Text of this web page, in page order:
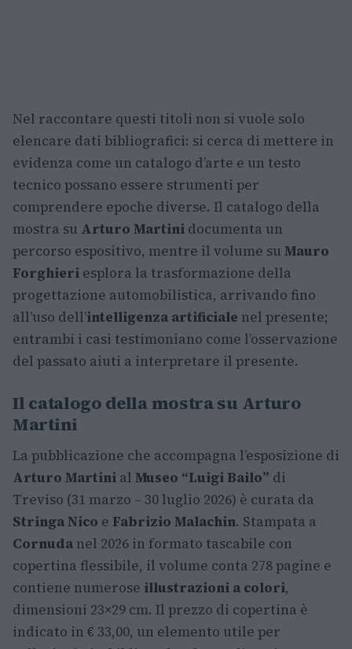
Nel raccontare questi titoli non si vuole solo
elencare dati bibliografici: si cerca di mettere in
evidenza come un catalogo d’arte e un testo
tecnico possano essere strumenti per
comprendere epoche diverse. Il catalogo della
mostra su Arturo Martini documenta un
percorso espositivo, mentre il volume su Mauro
Forghieri esplora la trasformazione della
progettazione automobilistica, arrivando fino
all’uso dell’intelligenza artificiale nel presente;
entrambi i casi testimoniano come l’osservazione
del passato aiuti a interpretare il presente.
Il catalogo della mostra su Arturo
Martini
La pubblicazione che accompagna l’esposizione di
Arturo Martini al Museo “Luigi Bailo” di
Treviso (31 marzo – 30 luglio 2026) è curata da
Stringa Nico e Fabrizio Malachin. Stampata a
Cornuda nel 2026 in formato tascabile con
copertina flessibile, il volume conta 278 pagine e
contiene numerose illustrazioni a colori,
dimensioni 23×29 cm. Il prezzo di copertina è
indicato in € 33,00, un elemento utile per